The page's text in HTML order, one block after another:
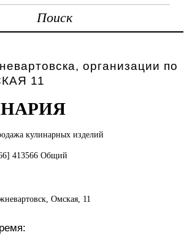
Поиск
организации по
11
кулинарных изделий
413566 Общий
Омская, 11